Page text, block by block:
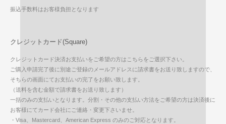
振込手数料はお客様負担となります
クレジットカード(Square)
クレジットカード決済お支払いをご希望の方はこちらをご選択下さい。
ご購入申請完了後に別途ご登録のメールアドレスに請求書をお送り致しますので、
そちらの画面にてお支払いの完了をお願い致します。
（送料を含む金額で請求書をお送り致します）
一括のみの支払いとなります。分割・その他の支払い方法をご希望の方は決済後に
お客様にてカード会社にご連絡・変更下さいませ。
・Visa、Mastercard、American Express のみのご対応となります。